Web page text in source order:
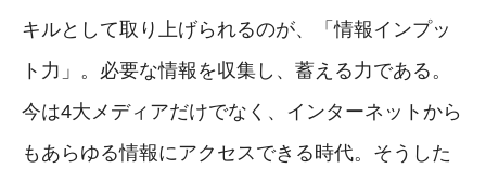
キルとして取り上げられるのが、「情報インプッ
ト力」。必要な情報を収集し、蓄える力である。
今は4大メディアだけでなく、インターネットから
もあらゆる情報にアクセスできる時代。そうした